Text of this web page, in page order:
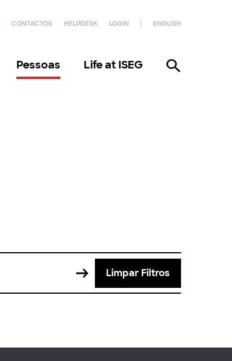
CONTACTOS HELPDESK LOGIN ENGLISH
Pessoas Life at ISEG
Limpar Filtros